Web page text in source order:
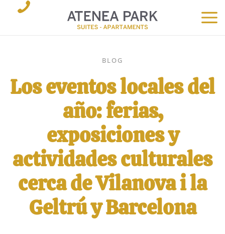
BLOG
Los eventos locales del
año: ferias,
exposiciones y
actividades culturales
cerca de Vilanova i la
Geltrú y Barcelona